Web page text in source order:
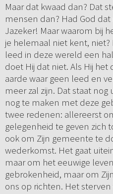
Maar dat kwaad dan? Dat
mensen dan? Had God
Jazeker! Maar waarom bij
je helemaal niet kent,
leed in deze wereld een
doet Hij dat niet. Als Hij
aarde waar geen leed en
meer zal zijn. Dat staat
nog te maken met deze
twee redenen: allereerst
gelegenheid te geven zich
ook om Zijn gemeente te
wederkomst. Het gaat
maar om het eeuwige
gebrokenheid, maar om
ons op richten. Het